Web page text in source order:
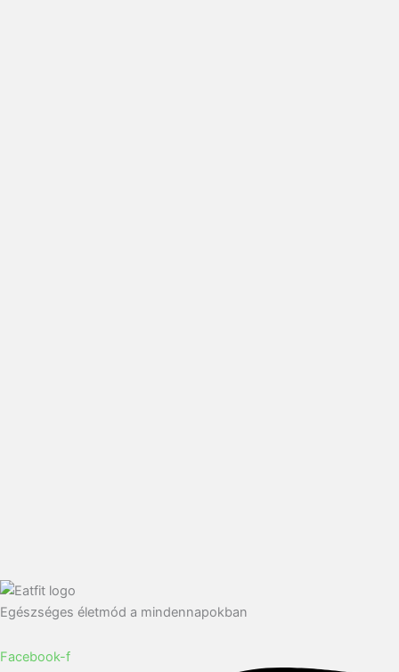
Egészséges életmód a mindennapokban
Facebook-f